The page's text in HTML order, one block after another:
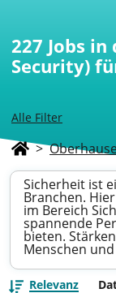
Alle Filter
227 Jobs in
Security)
>
Sicherheit ist
Branchen.
im Bereich
spannende
bieten.
Menschen
Relevanz